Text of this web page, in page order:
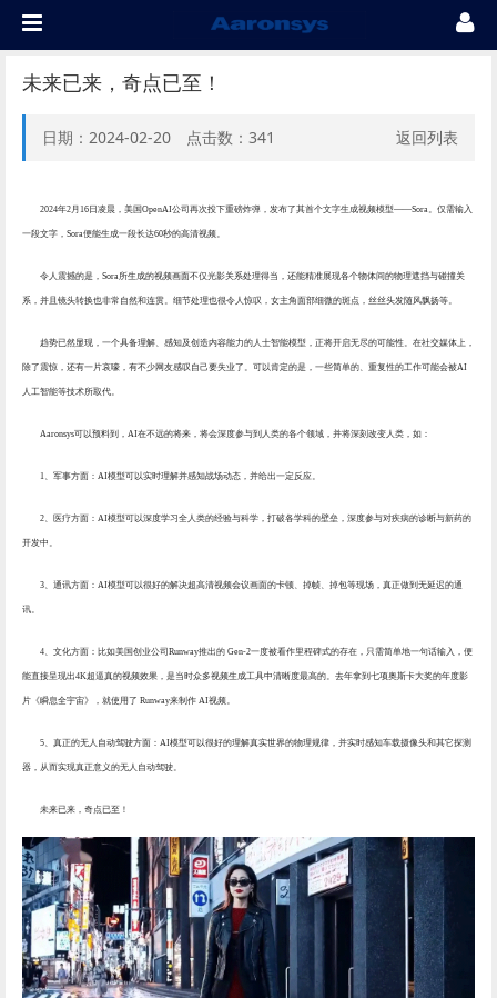
未来已来，奇点已至！
日期：2024-02-20 点击数： 341 返回列表
2024年2月16日凌晨， 美国OpenAI公司 再次投下重磅炸弹，发布了其首个文字生成视频模型——Sora。仅需输入
一段文字，Sora便能生成一段长达60秒的高清视频。
令人震撼的是， Sora所生成的视频画面不仅光影关系处理得当，还能精准展现各个物体间的物理遮挡与碰撞关
系，并且镜头转换也非常自然和连贯。 细节处理也很令人惊叹，女主角面部细微的斑点，丝丝头发随风飘扬等。
趋势已然显现，一个具备理解、感知及创造内容能力的人士智能模型，正将开启无尽的可能性。在社交媒体上，
除了震惊，还有一片哀嚎，有不少网友感叹自己要失业了。 可以肯定的是， 一些简单的、重复性的工作可能会被AI
人工智能等技术所取代。
Aaronsys可以预料到， AI在不远的将来，将会深度参与到人类的各个领域，并将深刻改变人类，如：
1、 军事方面： AI模型可以实时理解并感知战场动态，并给出一定反应。
2、 医疗方面： AI模型可以深度学习全人类的经验与科学，打破各学科的壁垒，深度参与对疾病的诊断与新药的
开发中。
3、 通讯方面： AI模型可以很好的解决超高清视频会议画面的卡顿、掉帧、掉包等现场，真正做到无延迟的通
讯。
4、 文化方面： 比如美国创业公司 Runway推出的 Gen-2一度被看作里程碑式的存在，只需简单地一句话输入，便
能直接呈现出4K超逼真的视频效果，是当时众多视频生成工具中清晰度最高的。去年拿到七项奥斯卡大奖的年度影
片《瞬息全宇宙》，就使用了 Runway来制作 AI视频。
5、 真正的无人自动驾驶方面： AI模型可以很好的理解真实世界的物理规律，并实时感知车载摄像头和其它探测
器，从而实现真正意义的无人自动驾驶。
未来已来，奇点已至！